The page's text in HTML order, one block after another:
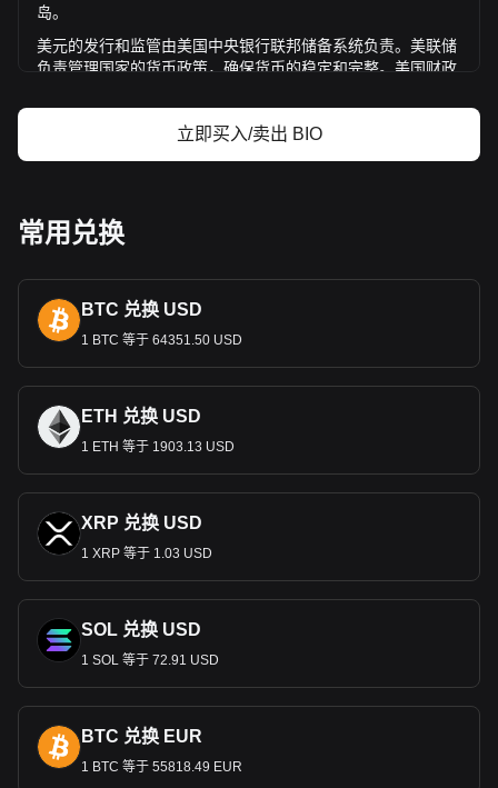
岛。
美元的发行和监管由美国中央银行联邦储备系统负责。美联储
负责管理国家的货币政策，确保货币的稳定和完整。美国财政
币。
美元的发展历程
日采用美元作为国家货币。这一选择是受西班牙币在美洲的突
出地位所影响。
纪，美元的全球影响力激增，尤其是
定》将全球货币与美元挂钩，随后又与黄金挂钩，使美元成为
的信托和信用为后盾。
美元纸币和硬币
美国目前印制的货币面值有1美元、
20美元、50美元和100美元。1946年停止印制高于100美元的
纸币，1969年正式停止流通。自2004年以来，现代美国纸币
已增加了用于区分的颜色，并计划为视障公民增加更好的触觉
功能。
50美分和1美元的硬币。这些硬币用于日常交易，也包括收藏
和纪念版本。
世界储备货币
美元成为世界储备货币的地位源于一系列历史事件和经济战
略。1944年，44个盟国签订了至关重要的《布雷顿森林协
定》，将其货币与美元挂钩，是将全球金融和贸易与美国货币
有效地联系在一起的标志性时刻。美国经济的实力和规模及其
金融市场的主导地位是这一安排的基础。
立即买入/卖出 BIO
常用兑换
BTC 兑换 USD
1 BTC 等于 64351.50 USD
ETH 兑换 USD
1 ETH 等于 1903.13 USD
XRP 兑换 USD
1 XRP 等于 1.03 USD
SOL 兑换 USD
1 SOL 等于 72.91 USD
BTC 兑换 EUR
1 BTC 等于 55818.49 EUR